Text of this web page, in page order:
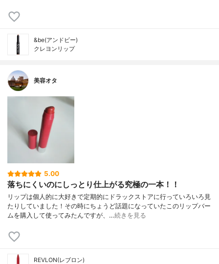
&be(アンドビー)
クレヨンリップ
美容オタ
5.00
落ちにくいのにしっとり仕上がる究極の一本！！
リップは個人的に大好きで定期的にドラックストアに行っていろいろ見
たりしていました！その時にちょうど話題になっていたこのリップバー
ムを購入して使ってみたんですが、…続きを見る
REVLON(レブロン)